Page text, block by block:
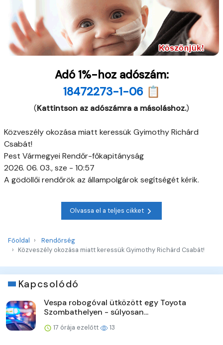
Adó 1%-hoz adószám:
18472273-1-06 📋
(Kattintson az adószámra a másoláshoz.)
Közveszély okozása miatt keressük Gyimothy Richárd
Csabát!
Pest Vármegyei Rendőr-főkapitányság
2026. 06. 03., sze - 10:57
A gödöllői rendőrök az állampolgárok segítségét kérik.
Olvassa el a teljes cikket
Főoldal
Rendőrség
Közveszély okozása miatt keressük Gyimothy Richárd Csabát!
Kapcsolódó
Vespa robogóval ütközött egy Toyota
Szombathelyen - súlyosan...
17 órája ezelőtt 13